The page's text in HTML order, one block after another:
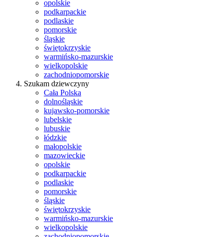
opolskie
podkarpackie
podlaskie
pomorskie
śląskie
świętokrzyskie
warmińsko-mazurskie
wielkopolskie
zachodniopomorskie
Szukam dziewczyny
Cała Polska
dolnośląskie
kujawsko-pomorskie
lubelskie
lubuskie
łódzkie
małopolskie
mazowieckie
opolskie
podkarpackie
podlaskie
pomorskie
śląskie
świętokrzyskie
warmińsko-mazurskie
wielkopolskie